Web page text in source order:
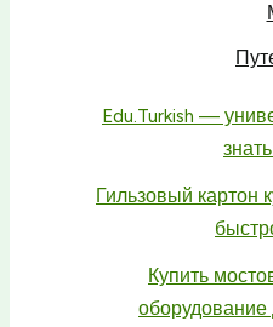
Edu.Turkish —
Гильзовый картон
Купить